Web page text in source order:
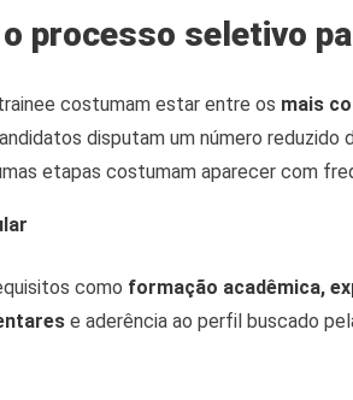
processo seletivo
costumam estar entre os mais
disputam um número reduzido
etapas costumam aparecer com
como formação acadêmica,
e aderência ao perfil buscado